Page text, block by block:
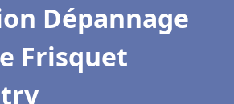
Dépannage
Frisquet